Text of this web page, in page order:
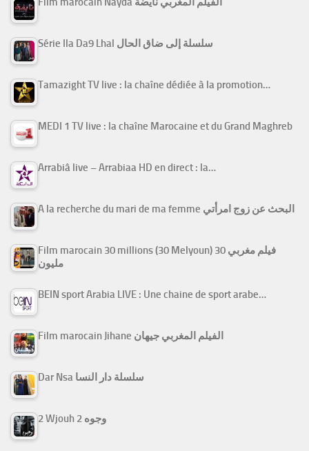
Série Ila Da9 Lhal سلسلة إلى ضاق الحال
Tamazight TV live : la chaîne dédiée à la promotion…
MEDI 1 TV live : la chaîne Marocaine et du Grand Maghreb
Arrabiâ live – Arrabiaa HD en direct : la…
A la recherche du mari de ma femme البحث عن زوج امرأتي
Film marocain 30 millions (30 Melyoun) فيلم مغربي 30
مليون
BEIN sport Arabia LIVE : Une chaine de sport arabe…
Film marocain Jihane الفيلم المغربي جيهان
Dar Nsa سلسلة دار النسا
2 Wjouh 2 وجوه